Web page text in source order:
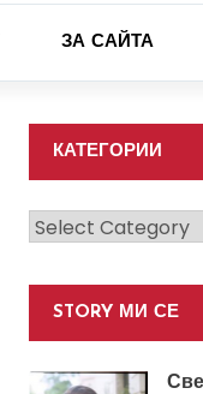
ЗА САЙТА
КАТЕГОРИИ
Категории
STORY МИ СЕ